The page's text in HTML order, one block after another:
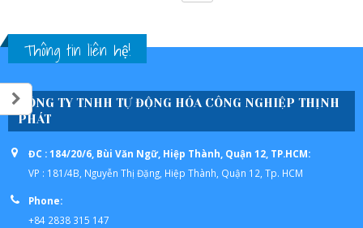
Thông tin liên hệ!
CÔNG TY TNHH TỰ ĐỘNG HÓA CÔNG NGHIỆP THỊNH
PHÁT
ĐC : 184/20/6, Bùi Văn Ngữ, Hiệp Thành, Quận 12, TP.HCM:
VP : 181/4B, Nguyễn Thị Đặng, Hiệp Thành, Quận 12, Tp. HCM
Phone:
+84 2838 315 147